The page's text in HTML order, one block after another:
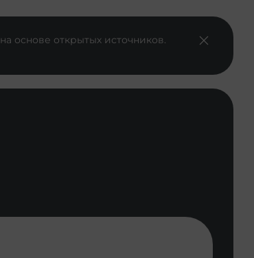
основе открытых источников.